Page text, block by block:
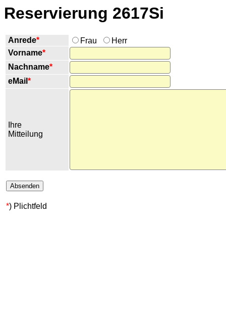
Reservierung 2617Si
Anrede* Frau
Herr
Vorname*
Nachname*
eMail *
Ihre
Mitteilung
*) Plichtfeld